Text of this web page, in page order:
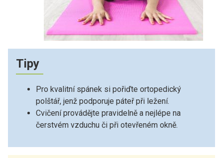
Tipy
Pro kvalitní spánek si pořiďte ortopedický
polštář, jenž podporuje páteř při ležení.
Cvičení provádějte pravidelně a nejlépe na
čerstvém vzduchu či při otevřeném okně.